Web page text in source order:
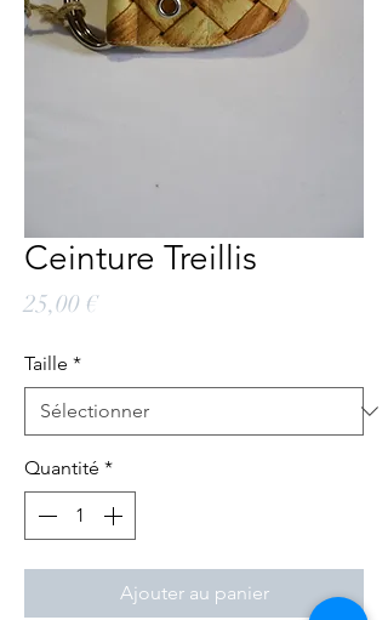
Ceinture Treillis
25,00 €Prix
Taille *
Quantité *
Ajouter au panier